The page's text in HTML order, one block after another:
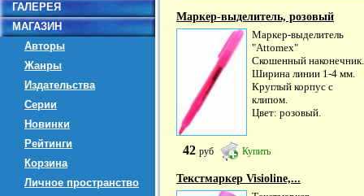
ГАЛЕРЕЯ
МАГАЗИН
Авторы
Жанры
Издательства
Серии
Новинки
Рейтинги
Корзина
Личное пространство
Маркер-выделитель, розовый
Маркер-выделитель
"Attomex"
Скошенный наконечник.
Ширина линии 1-4 мм.
Круглый корпус с
клипом.
Цвет: розовый.
42 руб Купить
Текстмаркер Visioline,...